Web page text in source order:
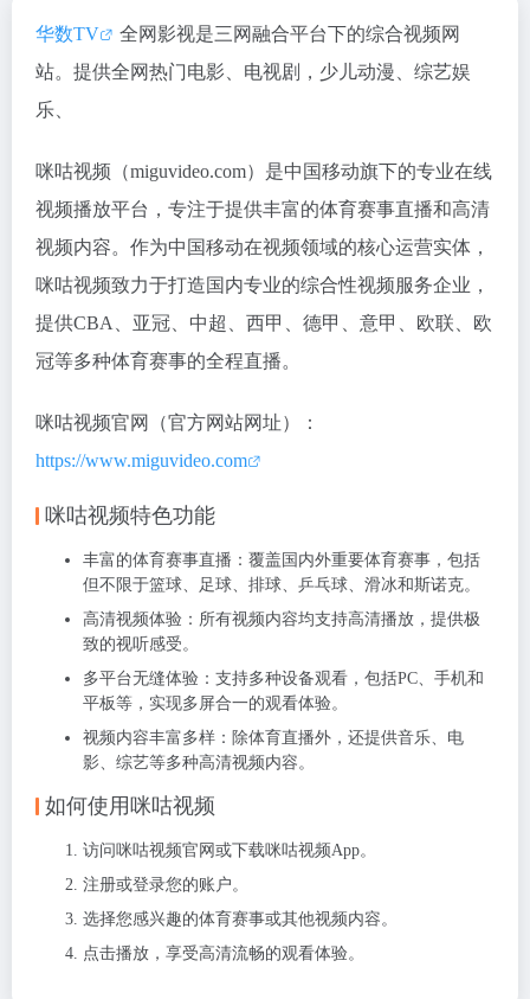
华数TV
全网影视是三网融合平台下的综合视频网
站。提供全网热门电影、电视剧，少儿动漫、综艺娱
乐、
咪咕视频（miguvideo.com）是中国移动旗下的专业在线
视频播放平台，专注于提供丰富的体育赛事直播和高清
视频内容。作为中国移动在视频领域的核心运营实体，
咪咕视频致力于打造国内专业的综合性视频服务企业，
提供CBA、亚冠、中超、西甲、德甲、意甲、欧联、欧
冠等多种体育赛事的全程直播。
咪咕视频官网（官方网站网址）：
https://www.miguvideo.com
咪咕视频特色功能
丰富的体育赛事直播 ：覆盖国内外重要体育赛事，包括
但不限于篮球、足球、排球、乒乓球、滑冰和斯诺克。
高清视频体验 ：所有视频内容均支持高清播放，提供极
致的视听感受。
多平台无缝体验 ：支持多种设备观看，包括PC、手机和
平板等，实现多屏合一的观看体验。
视频内容丰富多样 ：除体育直播外，还提供音乐、电
影、综艺等多种高清视频内容。
如何使用咪咕视频
访问咪咕视频官网或下载咪咕视频App。
注册或登录您的账户。
选择您感兴趣的体育赛事或其他视频内容。
点击播放，享受高清流畅的观看体验。